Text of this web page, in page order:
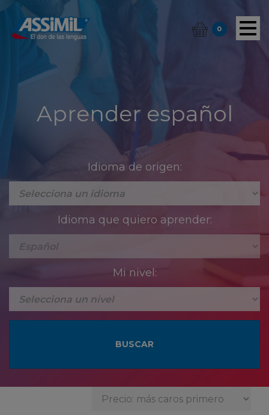
0
Aprender español
Idioma de origen:
Idioma que quiero aprender:
Mi nivel: